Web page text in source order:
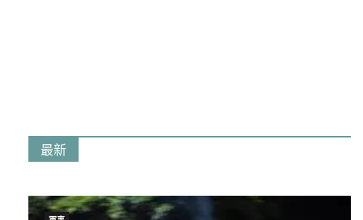
最新